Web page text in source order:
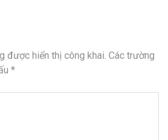
được hiển thị công khai. Các trường
*